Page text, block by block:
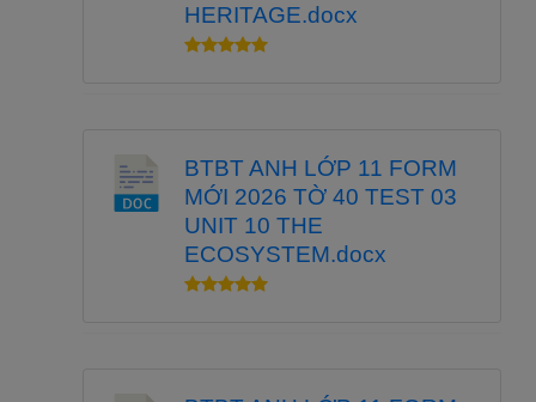
HERITAGE.docx
BTBT ANH LỚP 11 FORM
MỚI 2026 TỜ 40 TEST 03
UNIT 10 THE
ECOSYSTEM.docx